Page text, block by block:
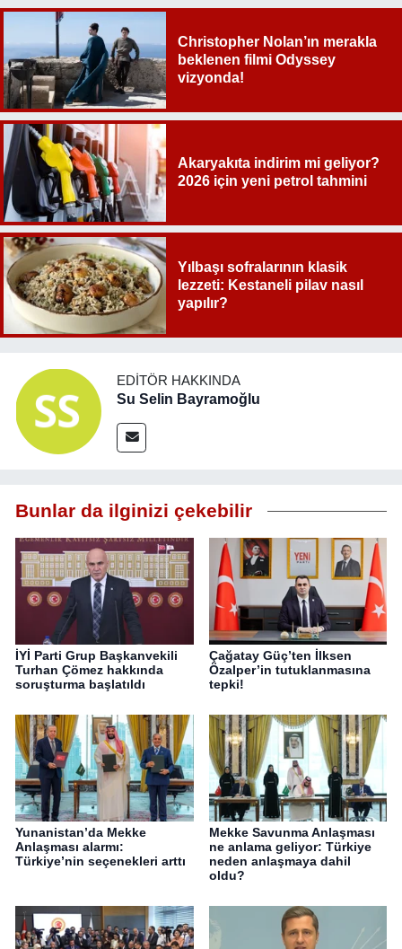
Christopher Nolan’ın merakla
beklenen filmi Odyssey
vizyonda!
Akaryakıta indirim mi geliyor?
2026 için yeni petrol tahmini
Yılbaşı sofralarının klasik
lezzeti: Kestaneli pilav nasıl
yapılır?
EDITÖR HAKKINDA
Su Selin Bayramoğlu
Bunlar da ilginizi çekebilir
İYİ Parti Grup Başkanvekili
Turhan Çömez hakkında
soruşturma başlatıldı
Çağatay Güç’ten İlksen
Özalper’in tutuklanmasına
tepki!
Yunanistan’da Mekke
Anlaşması alarmı:
Türkiye’nin seçenekleri arttı
Mekke Savunma Anlaşması
ne anlama geliyor: Türkiye
neden anlaşmaya dahil
oldu?